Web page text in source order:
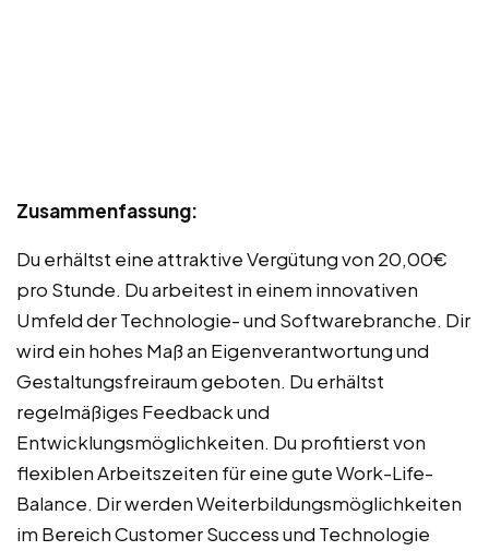
Zusammenfassung:
Du erhältst eine attraktive Vergütung von 20,00€
pro Stunde. Du arbeitest in einem innovativen
Umfeld der Technologie- und Softwarebranche. Dir
wird ein hohes Maß an Eigenverantwortung und
Gestaltungsfreiraum geboten. Du erhältst
regelmäßiges Feedback und
Entwicklungsmöglichkeiten. Du profitierst von
flexiblen Arbeitszeiten für eine gute Work-Life-
Balance. Dir werden Weiterbildungsmöglichkeiten
im Bereich Customer Success und Technologie